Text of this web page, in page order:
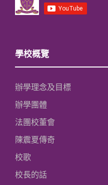
學校概覽
辦學理念及目標
辦學團體
法團校董會
陳震夏傳奇
校歌
校長的話